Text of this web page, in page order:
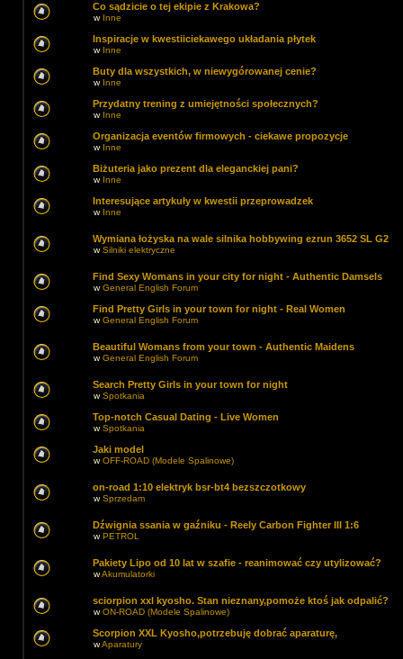
Co sądzicie o tej ekipie z Krakowa?
w Inne
Inspiracje w kwestiiciekawego układania płytek
w Inne
Buty dla wszystkich, w niewygórowanej cenie?
w Inne
Przydatny trening z umiejętności społecznych?
w Inne
Organizacja eventów firmowych - ciekawe propozycje
w Inne
Biżuteria jako prezent dla eleganckiej pani?
w Inne
Interesujące artykuły w kwestii przeprowadzek
w Inne
Wymiana łożyska na wale silnika hobbywing ezrun 3652 SL G2
wSilniki elektryczne
Find Sexy Womans in your city for night - Authentic Damsels
wGeneral English Forum
Find Pretty Girls in your town for night - Real Women
wGeneral English Forum
Beautiful Womans from your town - Authentic Maidens
wGeneral English Forum
Search Pretty Girls in your town for night
wSpotkania
Top-notch Сasual Dating - Live Women
wSpotkania
Jaki model
wOFF-ROAD (Modele Spalinowe)
on-road 1:10 elektryk bsr-bt4 bezszczotkowy
wSprzedam
Dźwignia ssania w gaźniku - Reely Carbon Fighter III 1:6
wPETROL
Pakiety Lipo od 10 lat w szafie - reanimować czy utylizować?
wAkumulatorki
sciorpion xxl kyosho. Stan nieznany,pomoże ktoś jak odpalić?
wON-ROAD (Modele Spalinowe)
Scorpion XXL Kyosho,potrzebuję dobrać aparaturę,
wAparatury